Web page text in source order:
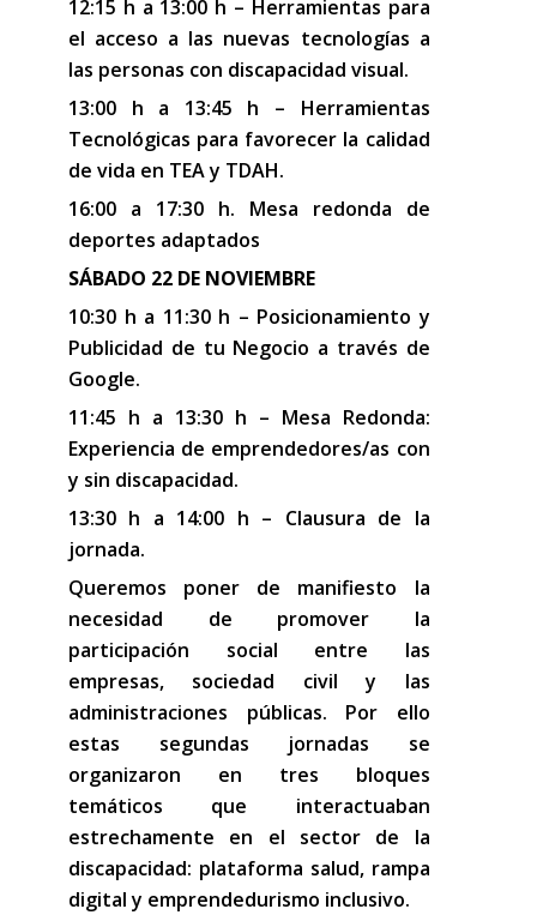
12:15 h a 13:00 h – Herramientas para
el acceso a las nuevas tecnologías a
las personas con discapacidad visual.
13:00 h a 13:45 h – Herramientas
Tecnológicas para favorecer la calidad
de vida en TEA y TDAH.
16:00 a 17:30 h. Mesa redonda de
deportes adaptados
SÁBADO 22 DE NOVIEMBRE
10:30 h a 11:30 h – Posicionamiento y
Publicidad de tu Negocio a través de
Google.
11:45 h a 13:30 h – Mesa Redonda:
Experiencia de emprendedores/as con
y sin discapacidad.
13:30 h a 14:00 h – Clausura de la
jornada.
Queremos poner de manifiesto la
necesidad de promover la
participación social entre las
empresas, sociedad civil y las
administraciones públicas. Por ello
estas segundas jornadas se
organizaron en tres bloques
temáticos que interactuaban
estrechamente en el sector de la
discapacidad: plataforma salud, rampa
digital y emprendedurismo inclusivo.